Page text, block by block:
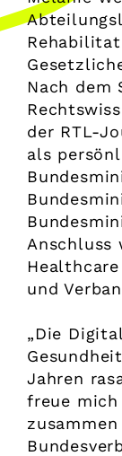
Nach dem
der RTL-
als
Anschluss
und
„Die
Jahren
freue mich